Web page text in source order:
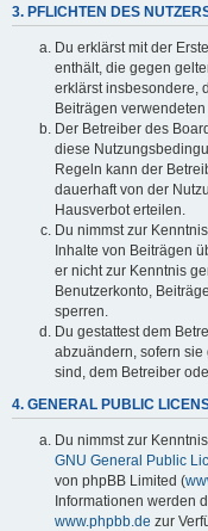
3. PFLICHTEN DES
Du erklärst mit der
enthält, die gegen
erklärst insbesondere,
Beiträgen
Der Betreiber des
diese
Regeln kann der
dauerhaft von der
Hausverbot erteilen.
Du nimmst zur
Inhalte von Beiträgen
er nicht zur Kenntnis
Benutzerkonto,
sperren.
Du gestattest dem
abzuändern, sofern
sind, dem Betreiber
4. GENERAL PUBLIC
Du nimmst zur
GNU General Public
von phpBB Limited (
Informationen werden
www.phpbb.de zur